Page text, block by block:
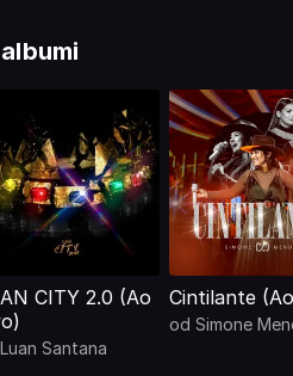
CITY 2.0 (Ao
Luan Santana
Cintilante
od Simone